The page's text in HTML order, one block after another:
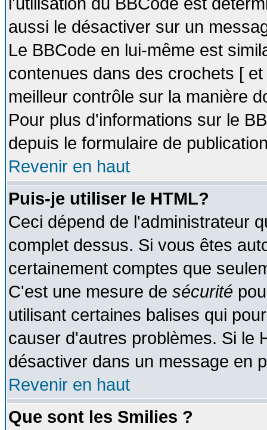
aussi le désactiver sur un
Le BBCode en lui-même est
contenues dans des crochets [
meilleur contrôle sur la manière
Pour plus d'informations sur le
depuis le formulaire de
Revenir en haut
Puis-je utiliser le HTML?
Ceci dépend de l'administrateur
complet dessus. Si vous êtes
certainement comptes que
C'est une mesure de sécurité
utilisant certaines balises qui
causer d'autres problèmes. Si le
désactiver dans un message en
Revenir en haut
Que sont les Smilies ?